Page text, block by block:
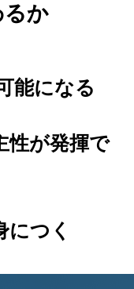
るか
能になる
性が発揮で
につく